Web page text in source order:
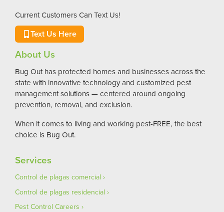
Current Customers Can Text Us!
Text Us Here
About Us
Bug Out has protected homes and businesses across the
state with innovative technology and customized pest
management solutions — centered around ongoing
prevention, removal, and exclusion.
When it comes to living and working pest-FREE, the best
choice is Bug Out.
Services
Control de plagas comercial
Control de plagas residencial
Pest Control Careers